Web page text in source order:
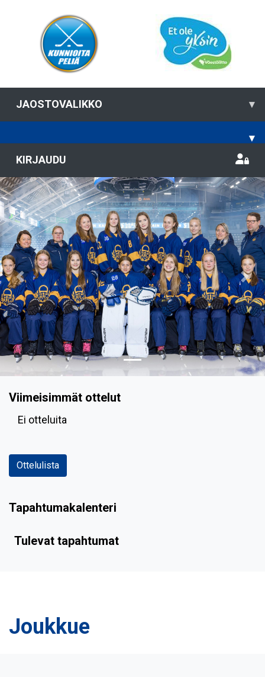
JAOSTOVALIKKO ▾
▾
KIRJAUDU
Previous
Viimeisimmät ottelut
Ei otteluita
Ottelulista
Tapahtumakalenteri
Tulevat tapahtumat
Joukkue